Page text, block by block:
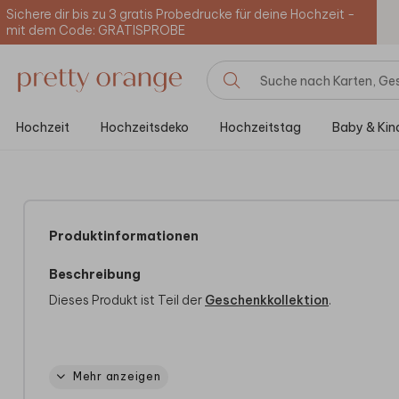
Sichere dir bis zu 3 gratis Probedrucke für deine Hochzeit -
mit dem Code: GRATISPROBE
Hochzeit Hochzeitsdeko Hochzeitstag Baby &
Produktinformationen
Beschreibung
Dieses Produkt ist Teil der Geschenkkollektion.
Produktspezifikationen
Mehr anzeigen